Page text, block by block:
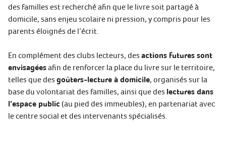
des familles est recherché afin que le livre soit partagé à
domicile, sans enjeu scolaire ni pression, y compris pour les
parents éloignés de l’écrit.
En complément des clubs lecteurs, des actions futures sont
envisagéesafin de renforcer la place du livre sur le territoire,
telles que des goûters-lecture à domicile, organisés sur la
base du volontariat des familles, ainsi que des lectures dans
l’espace public(au pied des immeubles), en partenariat avec
le centre social et des intervenants spécialisés.